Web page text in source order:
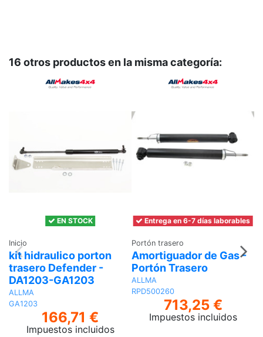
16 otros productos en la misma categoría:
EN STOCK
Inicio
kit hidraulico porton
trasero Defender -
DA1203-GA1203
ALLMA
GA1203
166,71 €
Impuestos incluidos
Entrega en 6-7 días laborables
Portón trasero
Amortiguador de Gas -
Portón Trasero
ALLMA
RPD500260
713,25 €
Impuestos incluidos